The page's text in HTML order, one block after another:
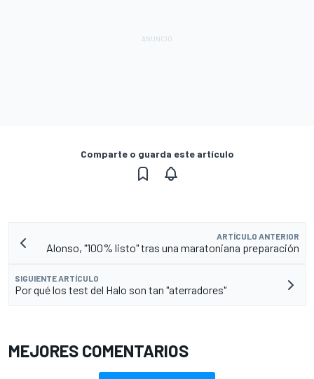
Comparte o guarda este artículo
ARTÍCULO ANTERIOR
Alonso, "100% listo" tras una maratoniana preparación
SIGUIENTE ARTÍCULO
Por qué los test del Halo son tan "aterradores"
MEJORES COMENTARIOS